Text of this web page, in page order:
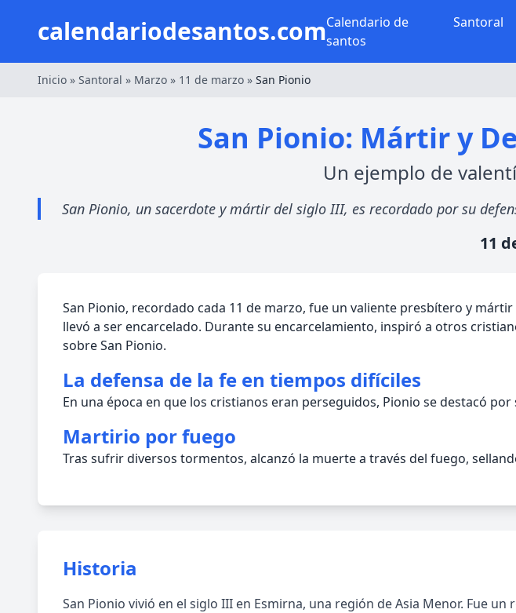
calendariodesantos.comCalendario de
santos
Santoral
Inicio » Santoral » Marzo » 11 de marzo » San Pionio
San Pionio: Mártir y
Un ejemplo de
San Pionio, un sacerdote y mártir del siglo III, es recordado por su
11
San Pionio, recordado cada 11 de marzo, fue un valiente presbítero y
llevó a ser encarcelado. Durante su encarcelamiento, inspiró a otros
sobre San Pionio.
La defensa de la fe en tiempos difíciles
En una época en que los cristianos eran perseguidos, Pionio se destacó
Martirio por fuego
Tras sufrir diversos tormentos, alcanzó la muerte a través del fuego,
Historia
San Pionio vivió en el siglo III en Esmirna, una región de Asia Menor. Fue